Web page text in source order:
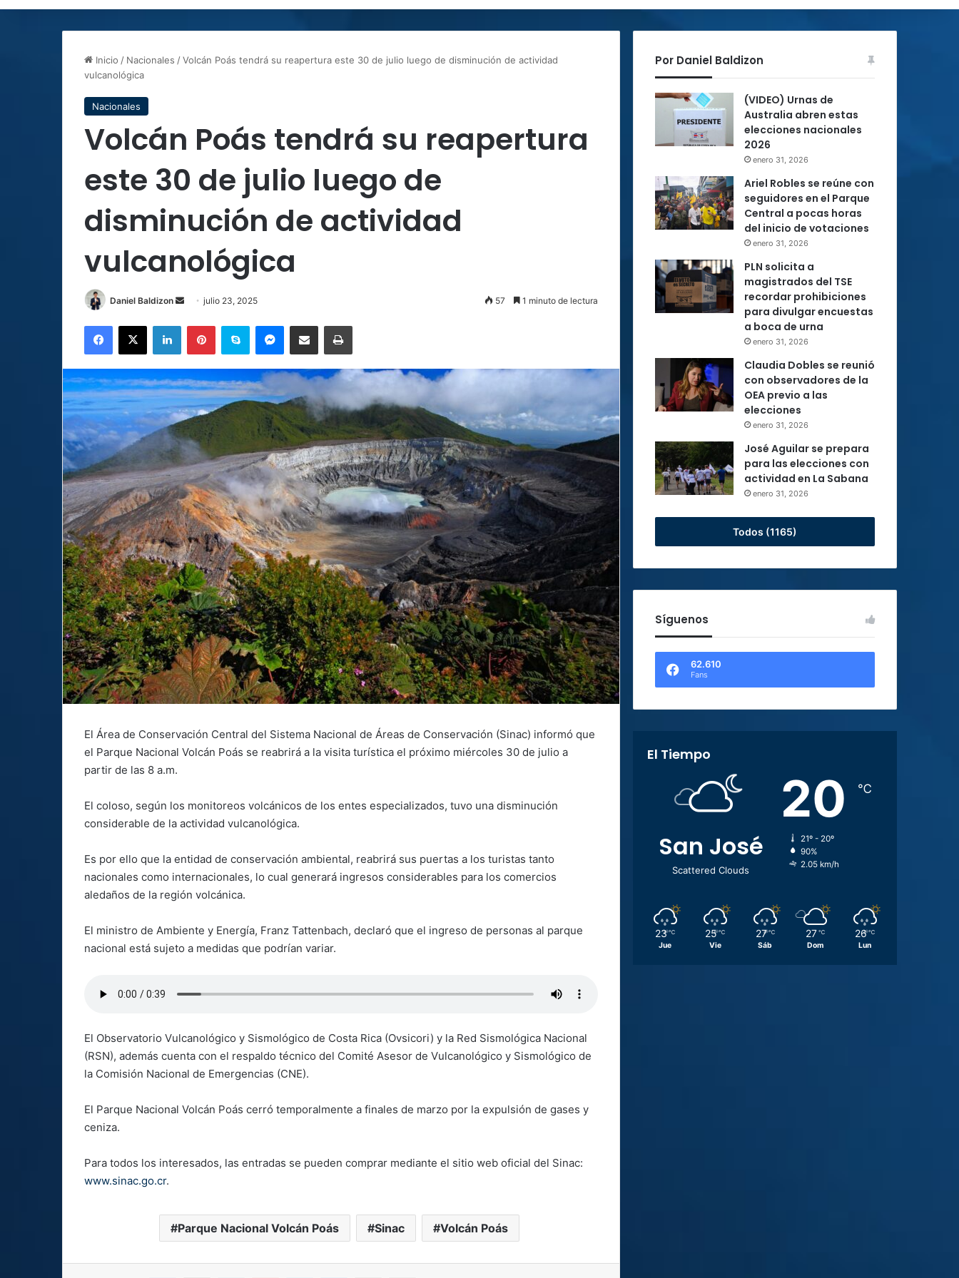
Inicio / Nacionales /Volcán Poás tendrá su reapertura este 30 de julio luego de disminución de actividad
vulcanológica
Nacionales
Volcán Poás tendrá su reapertura
este 30 de julio luego de
disminución de actividad
vulcanológica
Daniel Baldizon
Send
email
julio 23, 2025 57 1 minuto de lectura
Facebook
X LinkedInPinterestSkype MessengerCompartir por correo electrónicoImprimir
El Área de Conservación Central del Sistema Nacional de Áreas de Conservación (Sinac) informó que
el Parque Nacional Volcán Poás se reabrirá a la visita turística el próximo miércoles 30 de julio a
partir de las 8 a.m.
El coloso, según los monitoreos volcánicos de los entes especializados, tuvo una disminución
considerable de la actividad vulcanológica.
Es por ello que la entidad de conservación ambiental, reabrirá sus puertas a los turistas tanto
nacionales como internacionales, lo cual generará ingresos considerables para los comercios
aledaños de la región volcánica.
El ministro de Ambiente y Energía, Franz Tattenbach, declaró que el ingreso de personas al parque
nacional está sujeto a medidas que podrían variar.
El Observatorio Vulcanológico y Sismológico de Costa Rica (Ovsicori) y la Red Sismológica Nacional
(RSN), además cuenta con el respaldo técnico del Comité Asesor de Vulcanológico y Sismológico de
la Comisión Nacional de Emergencias (CNE).
El Parque Nacional Volcán Poás cerró temporalmente a finales de marzo por la expulsión de gases y
ceniza.
Para todos los interesados, las entradas se pueden comprar mediante el sitio web oficial del Sinac:
www.sinac.go.cr.
Parque Nacional Volcán Poás Sinac Volcán Poás
Por Daniel Baldizon
(VIDEO) Urnas de
Australia abren estas
elecciones nacionales
2026
enero 31, 2026
Ariel Robles se reúne con
seguidores en el Parque
Central a pocas horas
del inicio de votaciones
enero 31, 2026
PLN solicita a
magistrados del TSE
recordar prohibiciones
para divulgar encuestas
a boca de urna
enero 31, 2026
Claudia Dobles se reunió
con observadores de la
OEA previo a las
elecciones
enero 31, 2026
José Aguilar se prepara
para las elecciones con
actividad en La Sabana
enero 31, 2026
Todos (1165)
Síguenos
62.610
Fans
El Tiempo
San José
Scattered Clouds
20 ℃
21º - 20º
90%
2.05 km/h
23 ℃
Jue
25 ℃
Vie
27 ℃
Sáb
27 ℃
Dom
26 ℃
Lun